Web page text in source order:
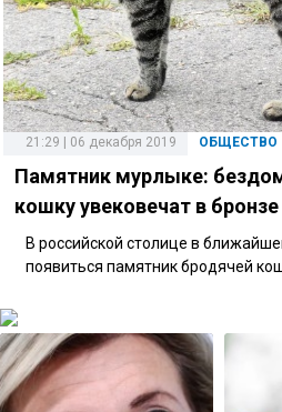
21:29 | 06 декабря 2019 ОБЩЕСТВО
Памятник мурлыке:
кошку увековечат в бронзе
В российской столице в
появиться памятник бродячей